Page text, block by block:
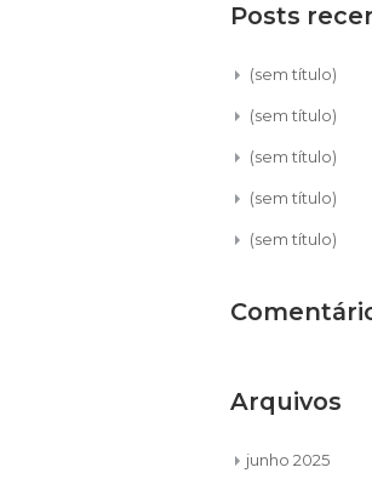
Posts
(sem título)
(sem título)
(sem título)
(sem título)
(sem título)
Arquivos
junho 2025